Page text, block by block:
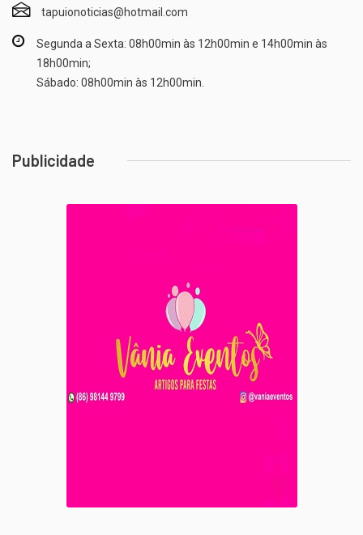
tapuionoticias@hotmail.com
Segunda a Sexta: 08h00min às 12h00min e 14h00min às
18h00min;
Sábado: 08h00min às 12h00min.
Publicidade